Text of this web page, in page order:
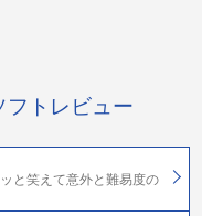
フトレビュー
と笑えて意外と難易度の